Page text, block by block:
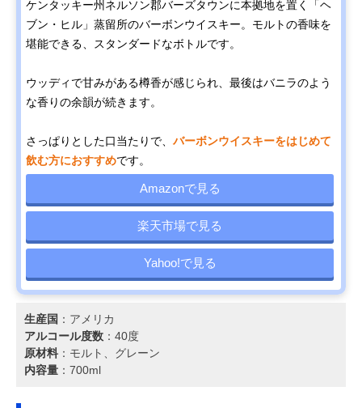
ケンタッキー州ネルソン郡バーズタウンに本拠地を置く「ヘ
ブン・ヒル」蒸留所のバーボンウイスキー。モルトの香味を
堪能できる、スタンダードなボトルです。
ウッディで甘みがある樽香が感じられ、最後はバニラのよう
な香りの余韻が続きます。
さっぱりとした口当たりで、 バーボンウイスキーをはじめて
飲む方におすすめです。
Amazonで見る
楽天市場で見る
Yahoo!で見る
生産国 ：アメリカ
アルコール度数 ：40度
原材料 ：モルト、グレーン
内容量 ：700ml